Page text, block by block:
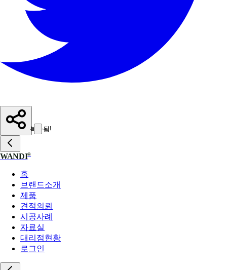
복사됨!
WANDI®
홈
브랜드소개
제품
견적의뢰
시공사례
자료실
대리점현황
로그인